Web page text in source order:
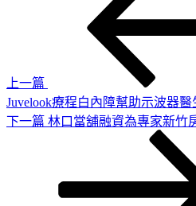
上一篇
Juvelook療程白內障幫助示波器
下
下一篇 林口當舖融資為專家新竹